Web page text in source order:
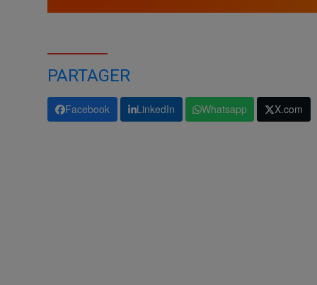
PARTAGER
Facebook LinkedIn Whatsapp X.com